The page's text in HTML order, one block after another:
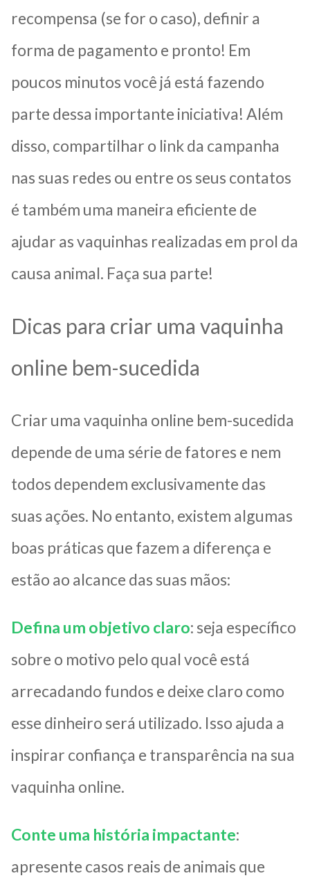
recompensa (se for o caso), definir a
forma de pagamento e pronto! Em
poucos minutos você já está fazendo
parte dessa importante iniciativa! Além
disso, compartilhar o link da campanha
nas suas redes ou entre os seus contatos
é também uma maneira eficiente de
ajudar as vaquinhas realizadas em prol da
causa animal. Faça sua parte!
Dicas para criar uma vaquinha
online bem-sucedida
Criar uma vaquinha online bem-sucedida
depende de uma série de fatores e nem
todos dependem exclusivamente das
suas ações. No entanto, existem algumas
boas práticas que fazem a diferença e
estão ao alcance das suas mãos:
Defina um objetivo claro: seja específico
sobre o motivo pelo qual você está
arrecadando fundos e deixe claro como
esse dinheiro será utilizado. Isso ajuda a
inspirar confiança e transparência na sua
vaquinha online.
Conte uma história impactante:
apresente casos reais de animais que